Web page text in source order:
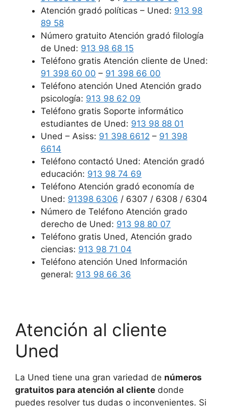
Atención gradó políticas – Uned: 913 98
89 58
Número gratuito Atención gradó filología
de Uned: 913 98 68 15
Teléfono gratis Atención cliente de Uned:
91 398 60 00 – 91 398 66 00
Teléfono atención Uned Atención grado
psicología: 913 98 62 09
Teléfono gratis Soporte informático
estudiantes de Uned: 913 98 88 01
Uned – Asiss: 91 398 6612 – 91 398
6614
Teléfono contactó Uned: Atención gradó
educación: 913 98 74 69
Teléfono Atención gradó economía de
Uned: 91398 6306 / 6307 / 6308 / 6304
Número de Teléfono Atención grado
derecho de Uned: 913 98 80 07
Teléfono gratis Uned, Atención grado
ciencias: 913 98 71 04
Teléfono atención Uned Información
general: 913 98 66 36
Atención al cliente
Uned
La Uned tiene una gran variedad de números
gratuitos para atención al cliente donde
puedes resolver tus dudas o inconvenientes. Si